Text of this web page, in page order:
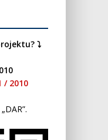
⤵️
/ 2010